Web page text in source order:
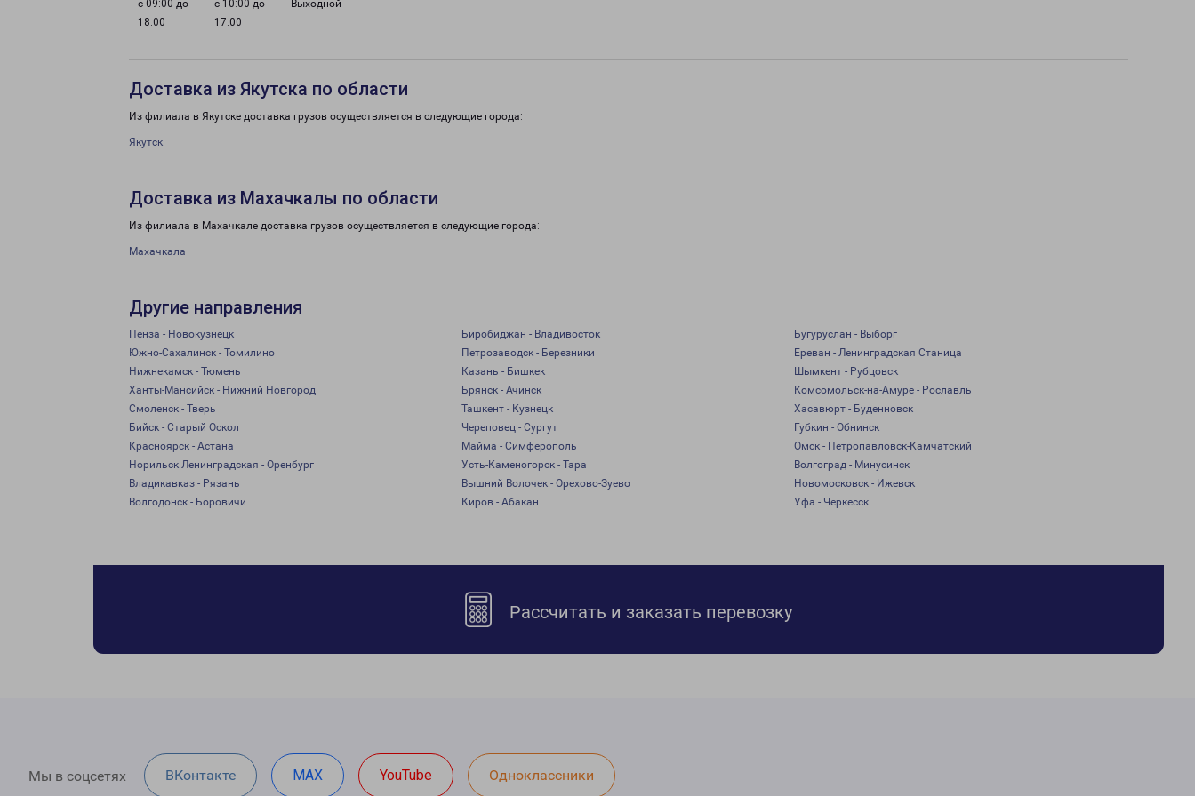
с 09:00 до
18:00
с 10:00 до
17:00
Выходной
Доставка из Якутска по области
Из филиала в Якутске доставка грузов осуществляется в следующие города:
Якутск
Доставка из Махачкалы по области
Из филиала в Махачкале доставка грузов осуществляется в следующие города:
Махачкала
Другие направления
Пенза - Новокузнецк Биробиджан - Владивосток
Бугуруслан - Выборг
Южно-Сахалинск - Томилино
Петрозаводск - Березники
Ереван - Ленинградская Станица
Нижнекамск - Тюмень
Казань - Бишкек
Шымкент - Рубцовск
Ханты-Мансийск - Нижний Новгород
Брянск - Ачинск
Комсомольск-на-Амуре - Рославль
Смоленск - Тверь
Ташкент - Кузнецк
Хасавюрт - Буденновск
Бийск - Старый Оскол
Череповец - Сургут
Губкин - Обнинск
Красноярск - Астана
Майма - Симферополь
Омск - Петропавловск-Камчатский
Норильск Ленинградская - Оренбург
Усть-Каменогорск - Тара
Волгоград - Минусинск
Владикавказ - Рязань
Вышний Волочек - Орехово-Зуево
Новомосковск - Ижевск
Волгодонск - Боровичи
Киров - Абакан Уфа - Черкесск
Рассчитать и заказать перевозку
Мы в соцсетях ВКонтакте MAX YouTube Одноклассники